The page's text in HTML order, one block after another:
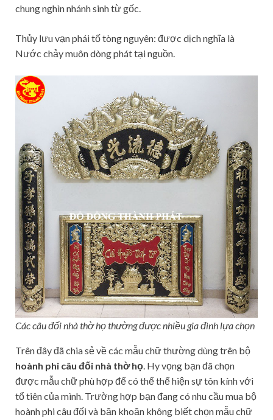
chung nghìn nhánh sinh từ gốc.
Thủy lưu vạn phái tố tòng nguyên: được dịch nghĩa là
Nước chảy muôn dòng phát tại nguồn.
Các câu đối nhà thờ họ thường được nhiều gia đình lựa chọn
Trên đây đã chia sẻ về các mẫu chữ thường dùng trên bộ
hoành phi câu đối nhà thờ họ. Hy vọng bạn đã chọn
được mẫu chữ phù hợp để có thể thể hiện sự tôn kính với
tổ tiên của mình. Trường hợp bạn đang có nhu cầu mua bộ
hoành phi câu đối và băn khoăn không biết chọn mẫu chữ